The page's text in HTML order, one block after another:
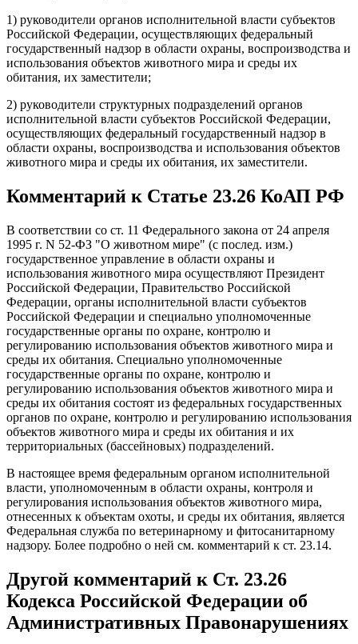
1) руководители органов исполнительной власти субъектов
Российской Федерации, осуществляющих федеральный
государственный надзор в области охраны, воспроизводства и
использования объектов животного мира и среды их
обитания, их заместители;
2) руководители структурных подразделений органов
исполнительной власти субъектов Российской Федерации,
осуществляющих федеральный государственный надзор в
области охраны, воспроизводства и использования объектов
животного мира и среды их обитания, их заместители.
Комментарий к Статье 23.26 КоАП РФ
В соответствии со ст. 11 Федерального закона от 24 апреля
1995 г. N 52-ФЗ "О животном мире" (с послед. изм.)
государственное управление в области охраны и
использования животного мира осуществляют Президент
Российской Федерации, Правительство Российской
Федерации, органы исполнительной власти субъектов
Российской Федерации и специально уполномоченные
государственные органы по охране, контролю и
регулированию использования объектов животного мира и
среды их обитания. Специально уполномоченные
государственные органы по охране, контролю и
регулированию использования объектов животного мира и
среды их обитания состоят из федеральных государственных
органов по охране, контролю и регулированию использования
объектов животного мира и среды их обитания и их
территориальных (бассейновых) подразделений.
В настоящее время федеральным органом исполнительной
власти, уполномоченным в области охраны, контроля и
регулирования использования объектов животного мира,
отнесенных к объектам охоты, и среды их обитания, является
Федеральная служба по ветеринарному и фитосанитарному
надзору. Более подробно о ней см. комментарий к ст. 23.14.
Другой комментарий к Ст. 23.26
Кодекса Российской Федерации об
Административных Правонарушениях